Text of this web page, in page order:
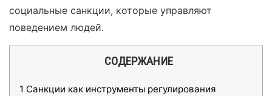
социальные санкции, которые управляют
поведением людей.
СОДЕРЖАНИЕ
1 Санкции как инструменты регулирования